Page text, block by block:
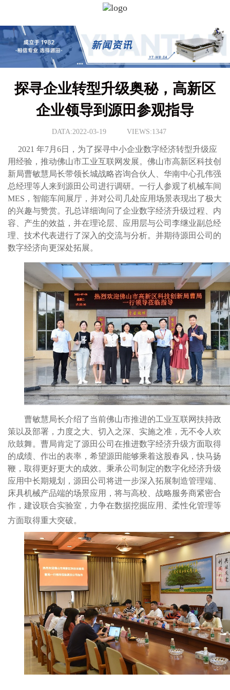
探寻企业转型升级奥秘，高新区
企业领导到源田参观指导
DATA:2022-03-19 VIEWS:1347
2021 年7月6日，为了探寻中小企业数字经济转型升级应
用经验，推动佛山市工业互联网发展。佛山市高新区科技创
新局曹敏慧局长带领长城战略咨询合伙人、华南中心孔伟强
总经理等人来到源田公司进行调研。一行人参观了机械车间
MES，智能车间展厅，并对公司几处应用场景表现出了极大
的兴趣与赞赏。孔总详细询问了企业数字经济升级过程、内
容、产生的效益，并在理论层、应用层与公司李继业副总经
理、技术代表进行了深入的交流与分析。并期待源田公司的
数字经济向更深处拓展。
曹敏慧局长介绍了当前佛山市推进的工业互联网扶持政
策以及部署，力度之大、切入之深、实施之准，无不令人欢
欣鼓舞。曹局肯定了源田公司在推进数字经济升级方面取得
的成绩、作出的表率，希望源田能够乘着这股春风，快马扬
鞭，取得更好更大的成效。 秉承公司制定的数字化经济升级
应用中长期规划，源田公司将进一步深入拓展制造管理端、
床具机械产品端的场景应用，将与高校、战略服务商紧密合
作，建设联合实验室，力争在数据挖掘应用、柔性化管理等
方面取得重大突破。